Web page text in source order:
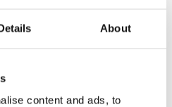
About
content and ads, to